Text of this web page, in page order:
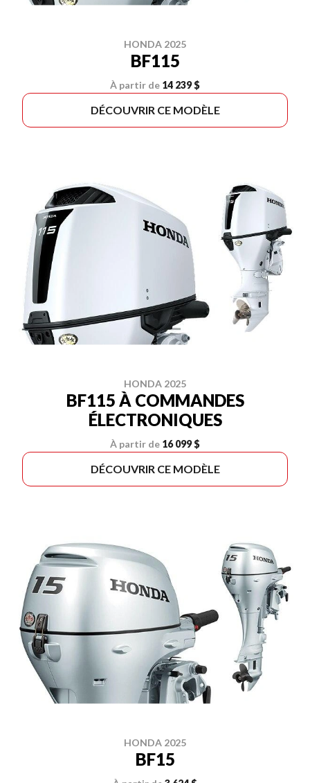
HONDA 2025
BF115
À partir de 14 239 $
DÉCOUVRIR CE MODÈLE
HONDA 2025
BF115 À COMMANDES
ÉLECTRONIQUES
À partir de 16 099 $
DÉCOUVRIR CE MODÈLE
HONDA 2025
BF15